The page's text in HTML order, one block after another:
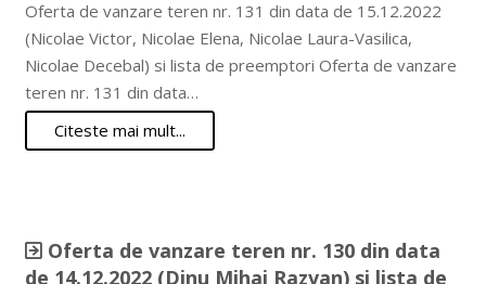
Oferta de vanzare teren nr. 131 din data de 15.12.2022
(Nicolae Victor, Nicolae Elena, Nicolae Laura-Vasilica,
Nicolae Decebal) si lista de preemptori Oferta de vanzare
teren nr. 131 din data…
Citeste mai mult...
Oferta de vanzare teren nr. 130 din data
de 14.12.2022 (Dinu Mihai Razvan) si lista de